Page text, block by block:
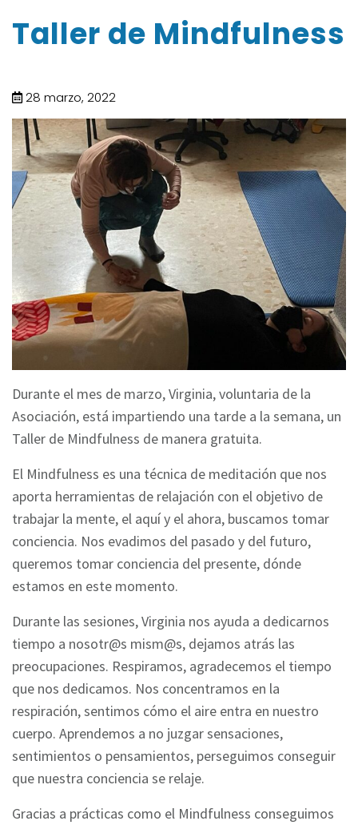
Taller de Mindfulness
28 marzo, 2022
Durante el mes de marzo, Virginia, voluntaria de la
Asociación, está impartiendo una tarde a la semana, un
Taller de Mindfulness de manera gratuita.
El Mindfulness es una técnica de meditación que nos
aporta herramientas de relajación con el objetivo de
trabajar la mente, el aquí y el ahora, buscamos tomar
conciencia. Nos evadimos del pasado y del futuro,
queremos tomar conciencia del presente, dónde
estamos en este momento.
Durante las sesiones, Virginia nos ayuda a dedicarnos
tiempo a nosotr@s mism@s, dejamos atrás las
preocupaciones. Respiramos, agradecemos el tiempo
que nos dedicamos. Nos concentramos en la
respiración, sentimos cómo el aire entra en nuestro
cuerpo. Aprendemos a no juzgar sensaciones,
sentimientos o pensamientos, perseguimos conseguir
que nuestra conciencia se relaje.
Gracias a prácticas como el Mindfulness conseguimos